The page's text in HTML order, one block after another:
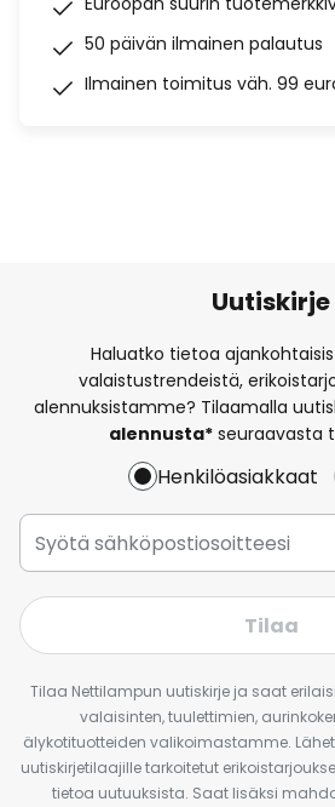
50 päivän ilmainen palautus
Ilmainen toimitus väh. 99
Uutiskirje
Haluatko tietoa
valaistustrendeistä,
alennuksistamme? Tilaamalla
alennusta*seuraavasta
Henkilöasiakkaat
Tilaa
Tilaa Nettilampun uutiskirje ja saat
valaisinten, tuulettimien,
älykotituotteiden valikoimastamme.
uutiskirjetilaajille tarkoitetut
tietoa uutuuksista. Saat lisäksi